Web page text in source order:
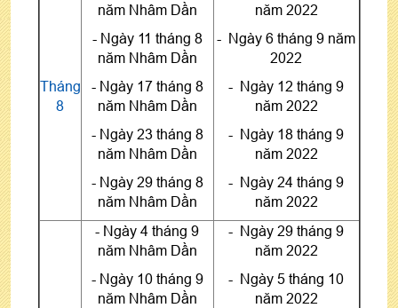
Tháng
8
năm Nhâm Dần
- Ngày 11 tháng 8
năm Nhâm Dần
- Ngày 17 tháng 8
năm Nhâm Dần
- Ngày 23 tháng 8
năm Nhâm Dần
- Ngày 29 tháng 8
năm Nhâm Dần
năm 2022
- Ngày 6 tháng 9 năm
2022
- Ngày 12 tháng 9
năm 2022
- Ngày 18 tháng 9
năm 2022
- Ngày 24 tháng 9
năm 2022
- Ngày 4 tháng 9
năm Nhâm Dần
- Ngày 10 tháng 9
năm Nhâm Dần
- Ngày 29 tháng 9
năm 2022
- Ngày 5 tháng 10
năm 2022